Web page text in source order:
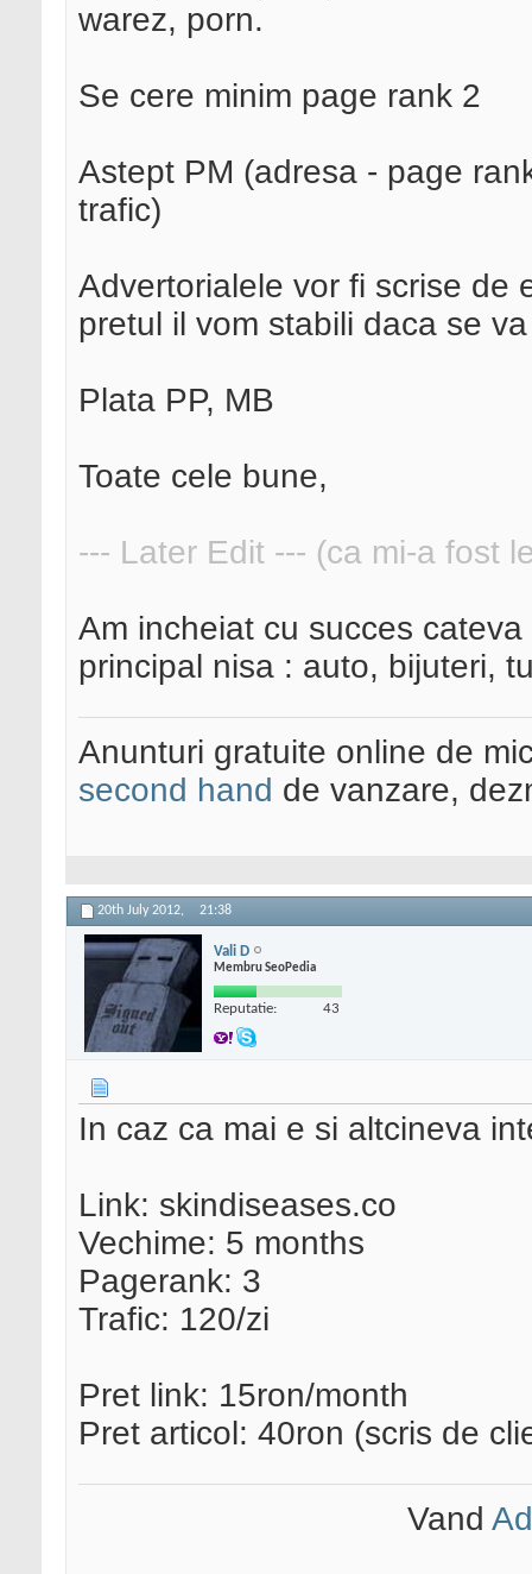
warez, porn.
Se cere minim page rank 2
Astept PM (adresa - page
trafic)
Advertorialele vor fi scrise de
pretul il vom stabili daca se
Plata PP, MB
Toate cele bune,
--- Later Edit --- (ca mi-a fost
Am incheiat cu succes
principal nisa : auto, bijuteri,
Anunturi gratuite online de
second hand de vanzare,
20th July 2012, 21:38
Vali D
Membru SeoPedia
Reputatie: 43
In caz ca mai e si altcineva
Link: skindiseases.co
Vechime: 5 months
Pagerank: 3
Trafic: 120/zi
Pret link: 15ron/month
Pret articol: 40ron (scris de
Vand